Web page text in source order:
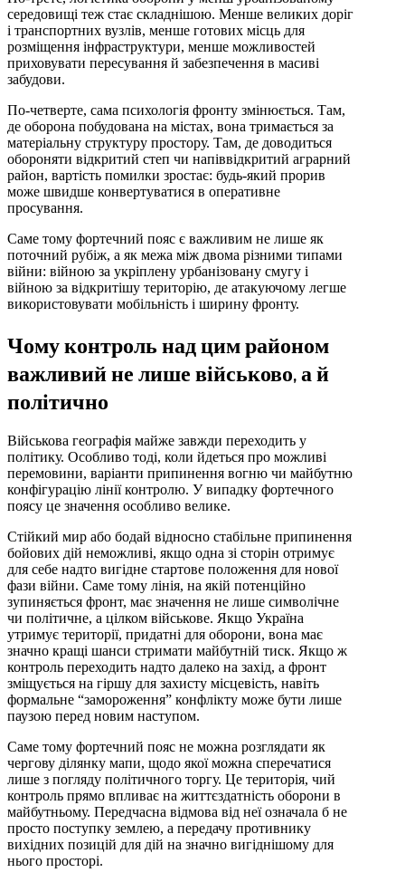
середовищі теж стає складнішою. Менше великих доріг
і транспортних вузлів, менше готових місць для
розміщення інфраструктури, менше можливостей
приховувати пересування й забезпечення в масиві
забудови.
По-четверте, сама психологія фронту змінюється. Там,
де оборона побудована на містах, вона тримається за
матеріальну структуру простору. Там, де доводиться
обороняти відкритий степ чи напіввідкритий аграрний
район, вартість помилки зростає: будь-який прорив
може швидше конвертуватися в оперативне
просування.
Саме тому фортечний пояс є важливим не лише як
поточний рубіж, а як межа між двома різними типами
війни: війною за укріплену урбанізовану смугу і
війною за відкритішу територію, де атакуючому легше
використовувати мобільність і ширину фронту.
Чому контроль над цим районом
важливий не лише військово, а й
політично
Військова географія майже завжди переходить у
політику. Особливо тоді, коли йдеться про можливі
перемовини, варіанти припинення вогню чи майбутню
конфігурацію лінії контролю. У випадку фортечного
поясу це значення особливо велике.
Стійкий мир або бодай відносно стабільне припинення
бойових дій неможливі, якщо одна зі сторін отримує
для себе надто вигідне стартове положення для нової
фази війни. Саме тому лінія, на якій потенційно
зупиняється фронт, має значення не лише символічне
чи політичне, а цілком військове. Якщо Україна
утримує території, придатні для оборони, вона має
значно кращі шанси стримати майбутній тиск. Якщо ж
контроль переходить надто далеко на захід, а фронт
зміщується на гіршу для захисту місцевість, навіть
формальне “замороження” конфлікту може бути лише
паузою перед новим наступом.
Саме тому фортечний пояс не можна розглядати як
чергову ділянку мапи, щодо якої можна сперечатися
лише з погляду політичного торгу. Це територія, чий
контроль прямо впливає на життєздатність оборони в
майбутньому. Передчасна відмова від неї означала б не
просто поступку землею, а передачу противнику
вихідних позицій для дій на значно вигіднішому для
нього просторі.